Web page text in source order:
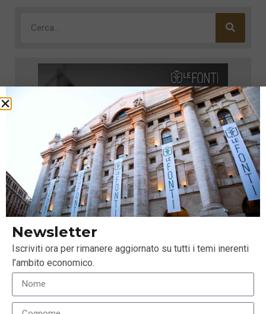
Newsletter
Iscriviti ora per rimanere aggiornato su tutti i temi inerenti
l’ambito economico.